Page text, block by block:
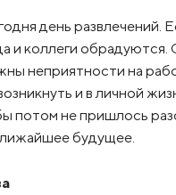
день
и коллеги
неприятности на
и в личной
потом не пришлось
будущее.